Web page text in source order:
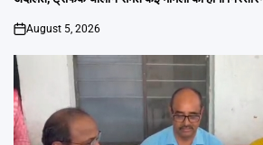
on
August 5, 2026